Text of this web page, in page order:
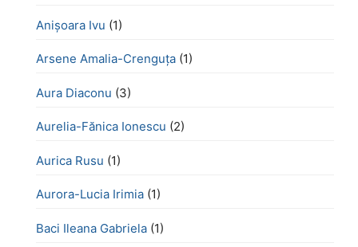
Anișoara Ivu (1)
Arsene Amalia-Crenguța (1)
Aura Diaconu (3)
Aurelia-Fănica Ionescu (2)
Aurica Rusu (1)
Aurora-Lucia Irimia (1)
Baci Ileana Gabriela (1)